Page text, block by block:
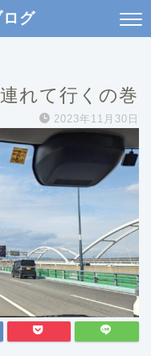
グ
れて行くの巻
2023年11月30日